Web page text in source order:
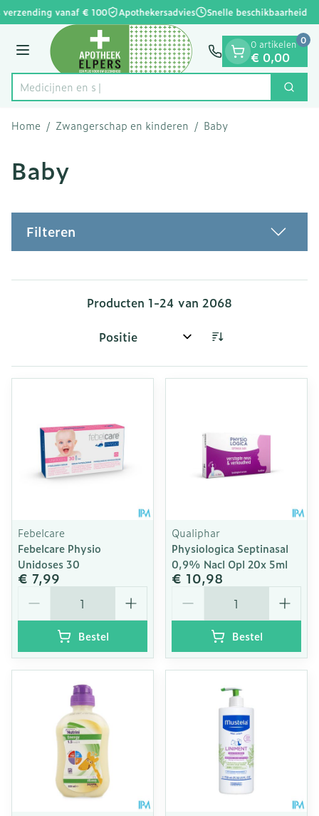
Ga naar de inhoud
1 van 1vanaf € 100 Apothekersadvies Snelle beschikbaarheid
Menu
Product, merk, categorie... Zoek
0 artikelen
€ 0,00
0
Home / Zwangerschap en kinderen / Baby
Baby
Filteren
Producten 1-24 van 2068
Sorteer op:
Febelcare
Febelcare Physio
Unidoses 30
€ 7,99
Bestel
Qualiphar
Physiologica Septinasal
0,9% Nacl Opl 20x 5ml
€ 10,98
Bestel